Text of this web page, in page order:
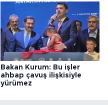
Bakan Kurum: Bu işler
ahbap çavuş ilişkisiyle
yürümez